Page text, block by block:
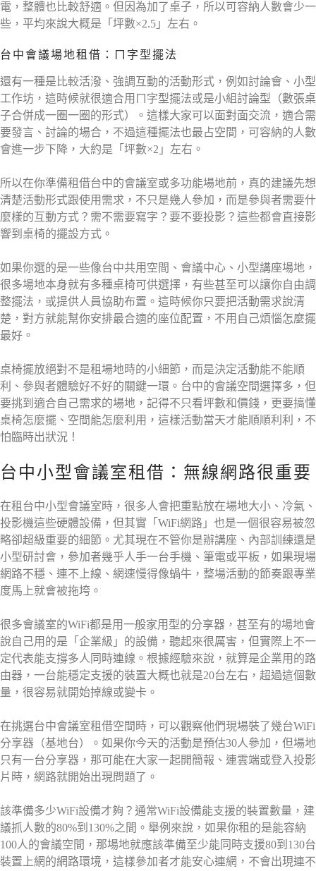
電，整體也比較舒適。但因為加了桌子，所以可容納人數會少一
些，平均來說大概是「坪數×2.5」左右。
台中會議場地租借：ㄇ字型擺法
還有一種是比較活潑、強調互動的活動形式，例如討論會、小型
工作坊，這時候就很適合用ㄇ字型擺法或是小組討論型（數張桌
子合併成一圈一圈的形式）。這樣大家可以面對面交流，適合需
要發言、討論的場合，不過這種擺法也最占空間，可容納的人數
會進一步下降，大約是「坪數×2」左右。
所以在你準備租借台中的會議室或多功能場地前，真的建議先想
清楚活動形式跟使用需求，不只是幾人參加，而是參與者需要什
麼樣的互動方式？需不需要寫字？要不要投影？這些都會直接影
響到桌椅的擺設方式。
如果你選的是一些像台中共用空間、會議中心、小型講座場地，
很多場地本身就有多種桌椅可供選擇，有些甚至可以讓你自由調
整擺法，或提供人員協助布置。這時候你只要把活動需求說清
楚，對方就能幫你安排最合適的座位配置，不用自己煩惱怎麼擺
最好。
桌椅擺放絕對不是租場地時的小細節，而是決定活動能不能順
利、參與者體驗好不好的關鍵一環。台中的會議空間選擇多，但
要挑到適合自己需求的場地，記得不只看坪數和價錢，更要搞懂
桌椅怎麼擺、空間能怎麼利用，這樣活動當天才能順順利利，不
怕臨時出狀況！
台中小型會議室租借：無線網路很重要
在租台中小型會議室時，很多人會把重點放在場地大小、冷氣、
投影機這些硬體設備，但其實「WiFi網路」也是一個很容易被忽
略卻超級重要的細節。尤其現在不管你是辦講座、內部訓練還是
小型研討會，參加者幾乎人手一台手機、筆電或平板，如果現場
網路不穩、連不上線、網速慢得像蝸牛，整場活動的節奏跟專業
度馬上就會被拖垮。
很多會議室的WiFi都是用一般家用型的分享器，甚至有的場地會
說自己用的是「企業級」的設備，聽起來很厲害，但實際上不一
定代表能支撐多人同時連線。根據經驗來說，就算是企業用的路
由器，一台能穩定支援的裝置大概也就是20台左右，超過這個數
量，很容易就開始掉線或變卡。
在挑選台中會議室租借空間時，可以觀察他們現場裝了幾台WiFi
分享器（基地台）。如果你今天的活動是預估30人參加，但場地
只有一台分享器，那可能在大家一起開簡報、連雲端或登入投影
片時，網路就開始出現問題了。
該準備多少WiFi設備才夠？通常WiFi設備能支援的裝置數量，建
議抓人數的80%到130%之間。舉例來說，如果你租的是能容納
100人的會議空間，那場地就應該準備至少能同時支援80到130台
裝置上網的網路環境，這樣參加者才能安心連網，不會出現連不